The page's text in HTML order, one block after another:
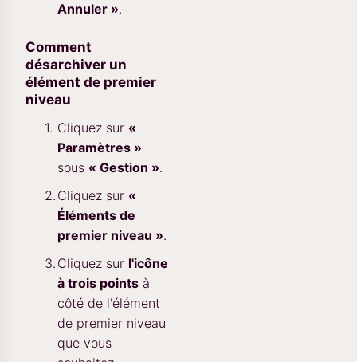
Annuler ».
Comment
désarchiver un
élément de premier
niveau
Cliquez sur «
Paramètres »
sous « Gestion ».
Cliquez sur «
Éléments de
premier niveau ».
Cliquez sur l'icône
à trois points à
côté de l'élément
de premier niveau
que vous